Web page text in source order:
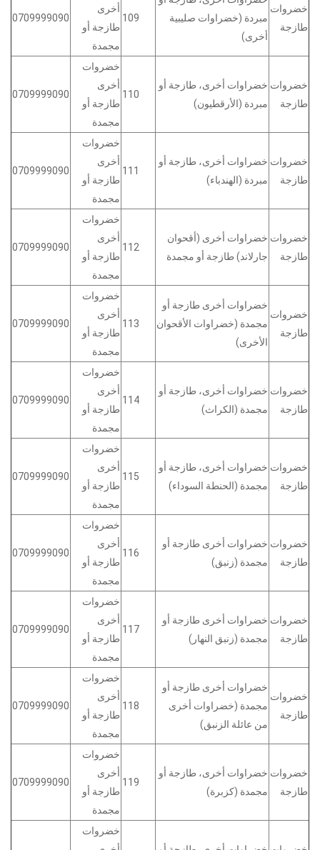
0709999090
أخرى
طازجة أو
مجمدة
109
مبردة (خضراوات صليبية
أخرى)
خضروات
طازجة
0709999090
خضروات
أخرى
طازجة أو
مجمدة
110
خضراوات أخرى، طازجة أو
مبردة (الأرقطيون)
خضروات
طازجة
0709999090
خضروات
أخرى
طازجة أو
مجمدة
111
خضراوات أخرى، طازجة أو
مبردة (الهندباء)
خضروات
طازجة
0709999090
خضروات
أخرى
طازجة أو
مجمدة
112
خضراوات أخرى (أقحوان
جارلاند) طازجة أو مجمدة
خضروات
طازجة
0709999090
خضروات
أخرى
طازجة أو
مجمدة
113
خضراوات أخرى طازجة أو
مجمدة (خضراوات الأقحوان
الأخرى)
خضروات
طازجة
0709999090
خضروات
أخرى
طازجة أو
مجمدة
114
خضراوات أخرى، طازجة أو
مجمدة (الكراث)
خضروات
طازجة
0709999090
خضروات
أخرى
طازجة أو
مجمدة
115
خضراوات أخرى، طازجة أو
مجمدة (الحنطة السوداء)
خضروات
طازجة
0709999090
خضروات
أخرى
طازجة أو
مجمدة
116
خضراوات أخرى طازجة أو
مجمدة (زنبق)
خضروات
طازجة
0709999090
خضروات
أخرى
طازجة أو
مجمدة
117
خضراوات أخرى طازجة أو
مجمدة (زنبق النهار)
خضروات
طازجة
0709999090
خضروات
أخرى
طازجة أو
مجمدة
118
خضراوات أخرى طازجة أو
مجمدة (خضراوات أخرى
من عائلة الزنبق)
خضروات
طازجة
0709999090
خضروات
أخرى
طازجة أو
مجمدة
119
خضراوات أخرى، طازجة أو
مجمدة (كزبرة)
خضروات
طازجة
خضروات